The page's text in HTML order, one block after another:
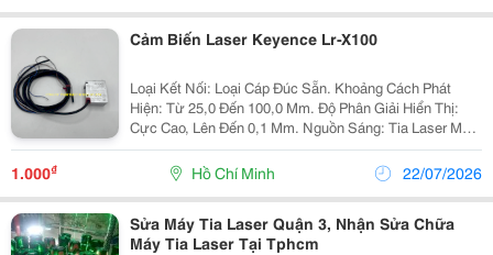
Cảm Biến Laser Keyence Lr-X100
Loại Kết Nối: Loại Cáp Đúc Sẵn. Khoảng Cách Phát
Hiện: Từ 25,0 Đến 100,0 Mm. Độ Phân Giải Hiển Thị:
Cực Cao, Lên Đến 0,1 Mm. Nguồn Sáng: Tia Laser Màu
Xanh Lục (Bước Sóng 505 Nm), Đạt Tiêu Chuẩn An
Toàn Laser Loại 1 (Iec60825-1). Thời Gian...
1.000₫ Hồ Chí Minh 22/07/2026
Sửa Máy Tia Laser Quận 3, Nhận Sửa Chữa
Máy Tia Laser Tại Tphcm